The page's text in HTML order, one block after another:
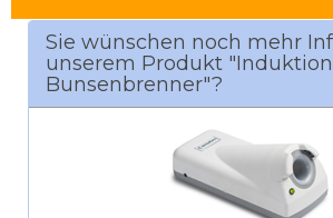
Sie wünschen noch mehr
unserem Produkt
Bunsenbrenner"?